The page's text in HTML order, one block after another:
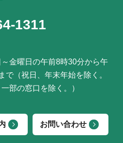
1311
～金曜日の午前8時30分から午
で（祝日、年末年始を除く。
部の窓口を除く。）
お問い合わせ